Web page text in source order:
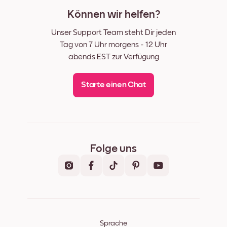
Können wir helfen?
Unser Support Team steht Dir jeden
Tag von 7 Uhr morgens - 12 Uhr
abends EST zur Verfügung
Starte einen Chat
Folge uns
Sprache